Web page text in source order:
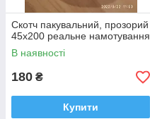
Скотч пакувальний, прозорий
45х200 реальне намотування
В наявності
180 ₴
Купити